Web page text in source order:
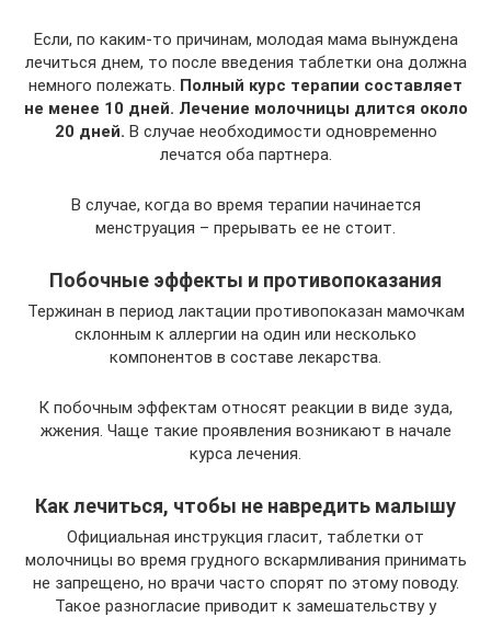
Если, по каким-то причинам, молодая мама вынуждена
лечиться днем, то после введения таблетки она должна
немного полежать. Полный курс терапии составляет
не менее 10 дней. Лечение молочницы длится около
20 дней. В случае необходимости одновременно
лечатся оба партнера.
В случае, когда во время терапии начинается
менструация – прерывать ее не стоит.
Побочные эффекты и противопоказания
Тержинан в период лактации противопоказан мамочкам
склонным к аллергии на один или несколько
компонентов в составе лекарства.
К побочным эффектам относят реакции в виде зуда,
жжения. Чаще такие проявления возникают в начале
курса лечения.
Как лечиться, чтобы не навредить малышу
Официальная инструкция гласит, таблетки от
молочницы во время грудного вскармливания принимать
не запрещено, но врачи часто спорят по этому поводу.
Такое разногласие приводит к замешательству у